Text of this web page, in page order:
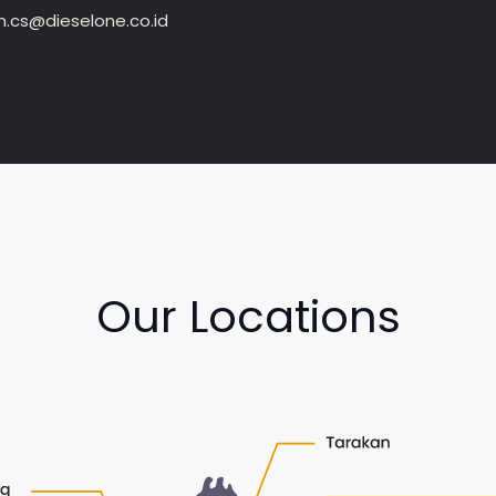
Our Locations